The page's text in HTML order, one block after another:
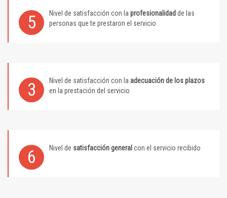
5 Nivel de satisfacción con la profesionalidad de las
personas que te prestaron el servicio
3 Nivel de satisfacción con la adecuación de los plazos
en la prestación del servicio
6 Nivel de satisfacción general con el servicio recibido